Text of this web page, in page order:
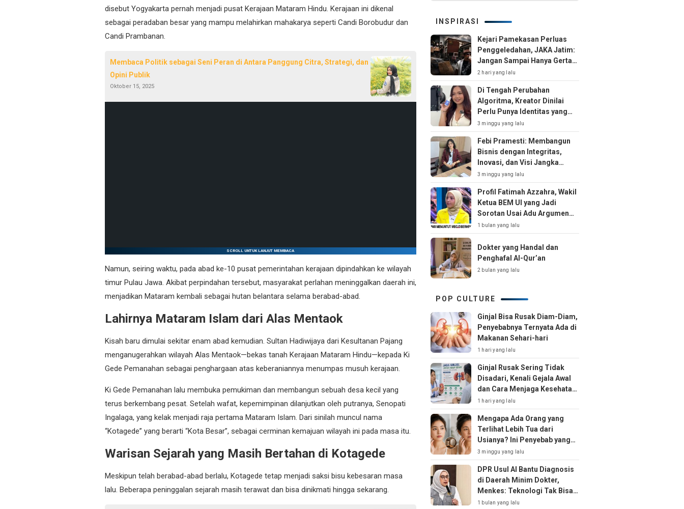
disebut Yogyakarta pernah menjadi pusat Kerajaan Mataram Hindu. Kerajaan ini dikenal
sebagai peradaban besar yang mampu melahirkan mahakarya seperti Candi Borobudur dan
Candi Prambanan.
Membaca Politik sebagai Seni Peran di Antara Panggung Citra, Strategi, dan
Opini Publik
Oktober 15, 2025
SCROLL UNTUK LANJUT MEMBACA
Namun, seiring waktu, pada abad ke-10 pusat pemerintahan kerajaan dipindahkan ke wilayah
timur Pulau Jawa. Akibat perpindahan tersebut, masyarakat perlahan meninggalkan daerah ini,
menjadikan Mataram kembali sebagai hutan belantara selama berabad-abad.
Lahirnya Mataram Islam dari Alas Mentaok
Kisah baru dimulai sekitar enam abad kemudian. Sultan Hadiwijaya dari Kesultanan Pajang
menganugerahkan wilayah Alas Mentaok—bekas tanah Kerajaan Mataram Hindu—kepada Ki
Gede Pemanahan sebagai penghargaan atas keberaniannya menumpas musuh kerajaan.
Ki Gede Pemanahan lalu membuka pemukiman dan membangun sebuah desa kecil yang
terus berkembang pesat. Setelah wafat, kepemimpinan dilanjutkan oleh putranya, Senopati
Ingalaga, yang kelak menjadi raja pertama Mataram Islam. Dari sinilah muncul nama
“Kotagede” yang berarti “Kota Besar”, sebagai cerminan kemajuan wilayah ini pada masa itu.
Warisan Sejarah yang Masih Bertahan di Kotagede
Meskipun telah berabad-abad berlalu, Kotagede tetap menjadi saksi bisu kebesaran masa
lalu. Beberapa peninggalan sejarah masih terawat dan bisa dinikmati hingga sekarang.
INSPIRASI
Kejari Pamekasan Perluas
Penggeledahan, JAKA Jatim:
Jangan Sampai Hanya Gertak
Sambal!
2 hari yang lalu
Di Tengah Perubahan
Algoritma, Kreator Dinilai
Perlu Punya Identitas yang
Kuat
3 minggu yang lalu
Febi Pramesti: Membangun
Bisnis dengan Integritas,
Inovasi, dan Visi Jangka
Panjang
3 minggu yang lalu
Profil Fatimah Azzahra, Wakil
Ketua BEM UI yang Jadi
Sorotan Usai Adu Argumen
soal MBG
1 bulan yang lalu
Dokter yang Handal dan
Penghafal Al-Qur’an
2 bulan yang lalu
POP CULTURE
Ginjal Bisa Rusak Diam-Diam,
Penyebabnya Ternyata Ada di
Makanan Sehari-hari
1 hari yang lalu
Ginjal Rusak Sering Tidak
Disadari, Kenali Gejala Awal
dan Cara Menjaga Kesehatan
Ginjal Sejak Dini
1 hari yang lalu
Mengapa Ada Orang yang
Terlihat Lebih Tua dari
Usianya? Ini Penyebab yang
Jarang Disadari
3 minggu yang lalu
DPR Usul AI Bantu Diagnosis
di Daerah Minim Dokter,
Menkes: Teknologi Tak Bisa
Gantikan Peran Dokter
1 bulan yang lalu